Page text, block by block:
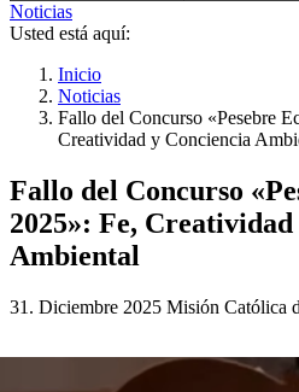
Noticias
Usted está aquí:
Inicio
Noticias
Fallo del Concurso «Pesebre
Creatividad y Conciencia
Fallo del Concurso
2025»: Fe,
Ambiental
31. Diciembre 2025 Misión Católica